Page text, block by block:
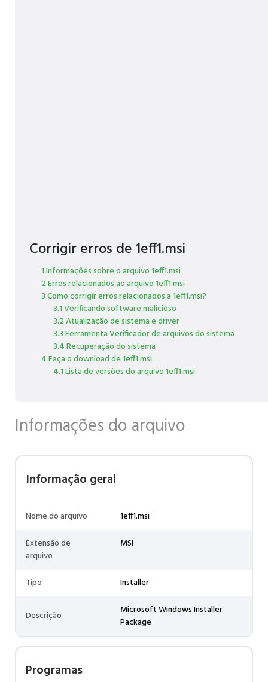
Corrigir erros de 1eff1.msi
1 Informações sobre o arquivo 1eff1.msi
2 Erros relacionados ao arquivo 1eff1.msi
3 Como corrigir erros relacionados a 1eff1.msi?
3.1 Verificando software malicioso
3.2 Atualização de sistema e driver
3.3 Ferramenta Verificador de arquivos do sistema
3.4 Recuperação do sistema
4 Faça o download de 1eff1.msi
4.1 Lista de versões do arquivo 1eff1.msi
Informações do arquivo
Informação geral
Nome do arquivo
1eff1.msi
Extensão de
arquivo
MSI
Tipo Installer
Descrição
Microsoft Windows Installer
Package
Programas